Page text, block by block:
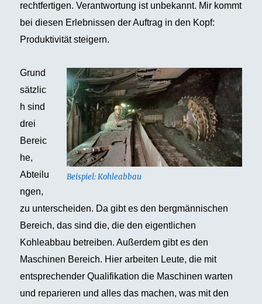
rechtfertigen. Verantwortung ist unbekannt. Mir kommt
bei diesen Erlebnissen der Auftrag in den Kopf:
Produktivität steigern.
Beispiel: Kohleabbau
Grund
sätzlic
h sind
drei
Bereic
he,
Abteilu
ngen,
zu unterscheiden. Da gibt es den bergmännischen
Bereich, das sind die, die den eigentlichen
Kohleabbau betreiben. Außerdem gibt es den
Maschinen Bereich. Hier arbeiten Leute, die mit
entsprechender Qualifikation die Maschinen warten
und reparieren und alles das machen, was mit den